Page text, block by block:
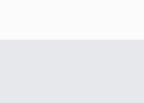
uma
de Vilamoura